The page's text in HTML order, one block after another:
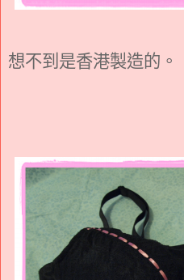
想不到是香港製造的。